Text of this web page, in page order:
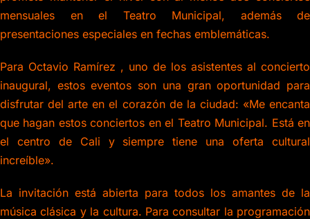
mensuales en el Teatro Municipal, además de
presentaciones especiales en fechas emblemáticas.
Para Octavio Ramírez , uno de los asistentes al concierto
inaugural, estos eventos son una gran oportunidad para
disfrutar del arte en el corazón de la ciudad: «Me encanta
que hagan estos conciertos en el Teatro Municipal. Está en
el centro de Cali y siempre tiene una oferta cultural
increíble».
La invitación está abierta para todos los amantes de la
música clásica y la cultura. Para consultar la programación